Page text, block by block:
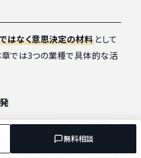
無料相談
はなく意思決定の材料として
章では3つの業種で具体的な活
ータをカテゴリ選定の根拠と
中でも、餃子・唐揚げ・チャー